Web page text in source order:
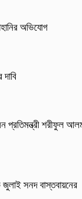
অভিযোগ
প্রতিমন্ত্রী শরীফুল
জুলাই সনদ বাস্তবায়নের